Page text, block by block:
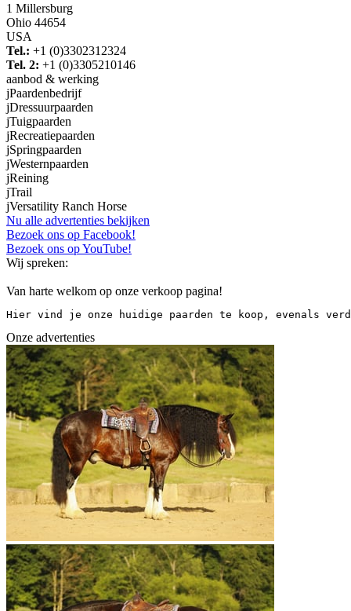
1 Millersburg
Ohio 44654
USA
Tel.: +1 (0)3302312324
Tel. 2: +1 (0)3305210146
aanbod & werking
jPaardenbedrijf
jDressuurpaarden
jTuigpaarden
jRecreatiepaarden
jSpringpaarden
jWesternpaarden
jReining
jTrail
jVersatility Ranch Horse
Nu alle advertenties bekijken
Bezoek ons op Facebook!
Bezoek ons op YouTube!
Wij spreken:
Van harte welkom op onze verkoop pagina!
Hier vind je onze huidige paarden te koop, evenals
Onze advertenties